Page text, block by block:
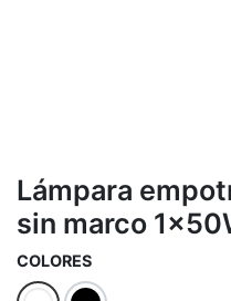
Lámpara
sin marco
COLORES